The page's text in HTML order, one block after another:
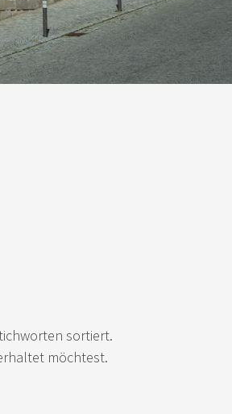
sortiert.
möchtest.